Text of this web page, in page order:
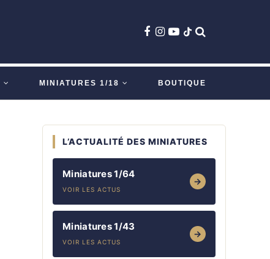
MINIATURES 1/18 BOUTIQUE
L’ACTUALITÉ DES MINIATURES
Miniatures 1/64
VOIR LES ACTUS
→
Miniatures 1/43
VOIR LES ACTUS
→